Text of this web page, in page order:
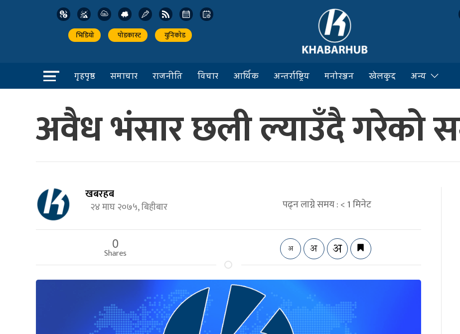
भिडियो पोडकास्ट युनिकोड
गृहपृष्ठ समाचार राजनीति विचार आर्थिक अन्तर्राष्ट्रिय मनोरञ्जन खेलकुद अन्य
अवैध भंसार छली ल्याउँदै गरेको
खबरहब
२४ माघ २०७५, बिहीबार पढ्न लाग्ने समय :< 1मिनेट
0
Shares